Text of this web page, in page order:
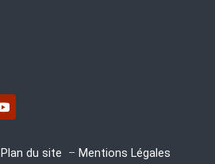
Plan du site – Mentions Légales